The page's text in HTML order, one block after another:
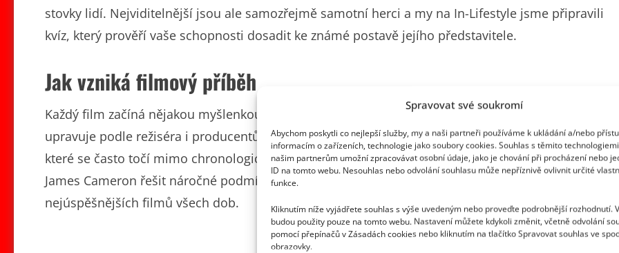
Spravovat své soukromí
Abychom poskytli co nejlepší služby, my a naši partneři používáme k ukládání a/nebo
informacím o zařízeních, technologie jako soubory cookies. Souhlas s těmito
našim partnerům umožní zpracovávat osobní údaje, jako je chování při procházení nebo
ID na tomto webu. Nesouhlas nebo odvolání souhlasu může nepříznivě ovlivnit určité
funkce.
Kliknutím níže vyjádřete souhlas s výše uvedeným nebo proveďte podrobnější rozhodnutí.
budou použity pouze na tomto webu. Nastavení můžete kdykoli změnit, včetně odvolání
pomocí přepínačů v Zásadách cookies nebo kliknutím na tlačítko Spravovat souhlas ve
obrazovky.
stovky lidí. Nejviditelnější jsou ale samozřejmě samotní herci a my na In-Lifestyle jsme připravili
kvíz, který prověří vaše schopnosti dosadit ke známé postavě jejího představitele.
Jak vzniká filmový příběh
Každý film začíná nějakou myšlenkou, která se postupně promění ve scénář. Ten se následně
upravuje podle režiséra i producentů. Samotné natáčení pak probíhá po jednotlivých scénách,
které se často točí mimo chronologické pořadí. Například při vzniku filmu Titanic musel režisér
James Cameron řešit náročné podmínky při natáčení na vodě. Výsledkem však byl jeden z
nejúspěšnějších filmů všech dob.